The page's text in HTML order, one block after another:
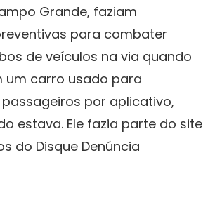
Grande, faziam
para combater
de veículos na via quando
um carro usado para
por aplicativo,
estava. Ele fazia parte do site
do Disque Denúncia